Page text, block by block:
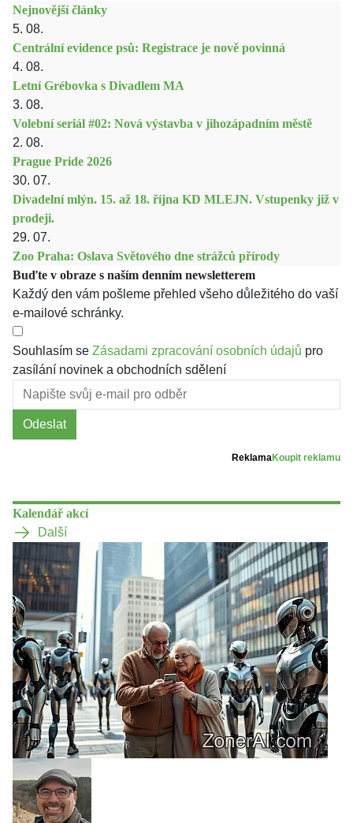
Nejnovější články
5. 08.
Centrální evidence psů: Registrace je nově povinná
4. 08.
Letní Grébovka s Divadlem MA
3. 08.
Volební seriál #02: Nová výstavba v jihozápadním městě
2. 08.
Prague Pride 2026
30. 07.
Divadelní mlýn. 15. až 18. října KD MLEJN. Vstupenky již v
prodeji.
29. 07.
Zoo Praha: Oslava Světového dne strážců přírody
Buďte v obraze s naším denním newsletterem
Každý den vám pošleme přehled všeho důležitého do vaší
e-mailové schránky.
Souhlasím se Zásadami zpracování osobních údajů pro
zasílání novinek a obchodních sdělení
Odeslat
ReklamaKoupit reklamu
Kalendář akcí
Další